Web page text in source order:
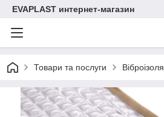
EVAPLAST интернет-магазин
Товари та послуги